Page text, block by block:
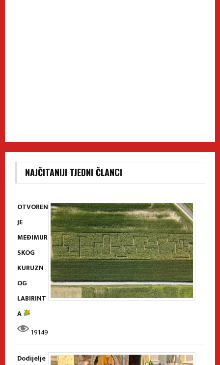
NAJČITANIJI TJEDNI ČLANCI
OTVOREN
JE
MEĐIMUR
SKOG
KURUZN
OG
LABIRINT
A
19149
Dodijelje